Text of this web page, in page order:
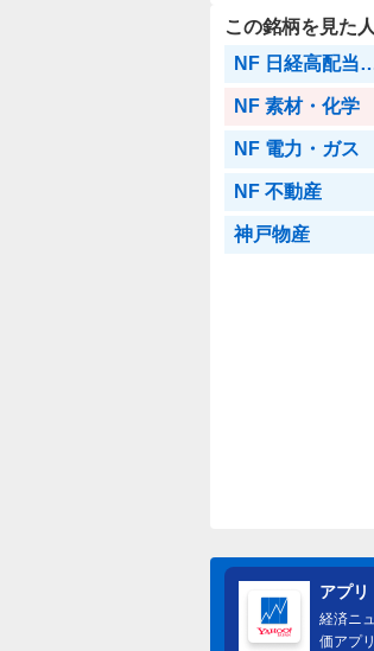
この銘柄を見た
NF 日経高
NF 素材・化学
NF 電力・ガス
NF 不動産
神戸物産
アプリ
経済ニ
価アプ